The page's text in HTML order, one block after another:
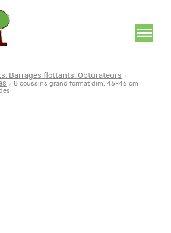
Barrages flottants, Obturateurs
8 coussins grand format dim. 46×46 cm